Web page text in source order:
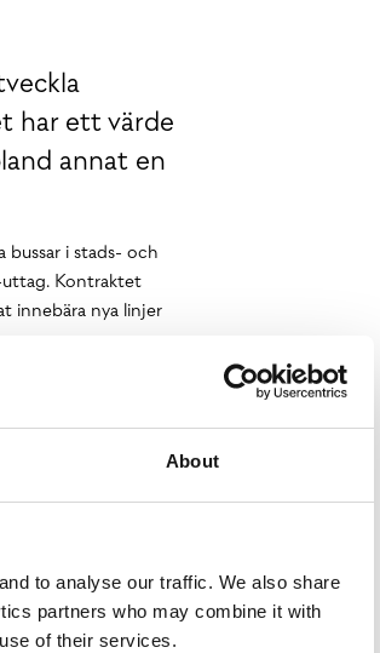
About
to analyse our traffic. We also share
partners who may combine it with
of their services.
har ett värde
annat en
bussar i stads- och
uttag. Kontraktet
innebära nya linjer
ska vi
fördjupa, vårt
Informationen